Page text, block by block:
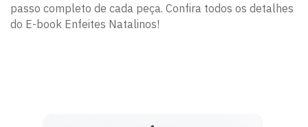
passo completo de cada peça. Confira todos os detalhes
do E-book Enfeites Natalinos!